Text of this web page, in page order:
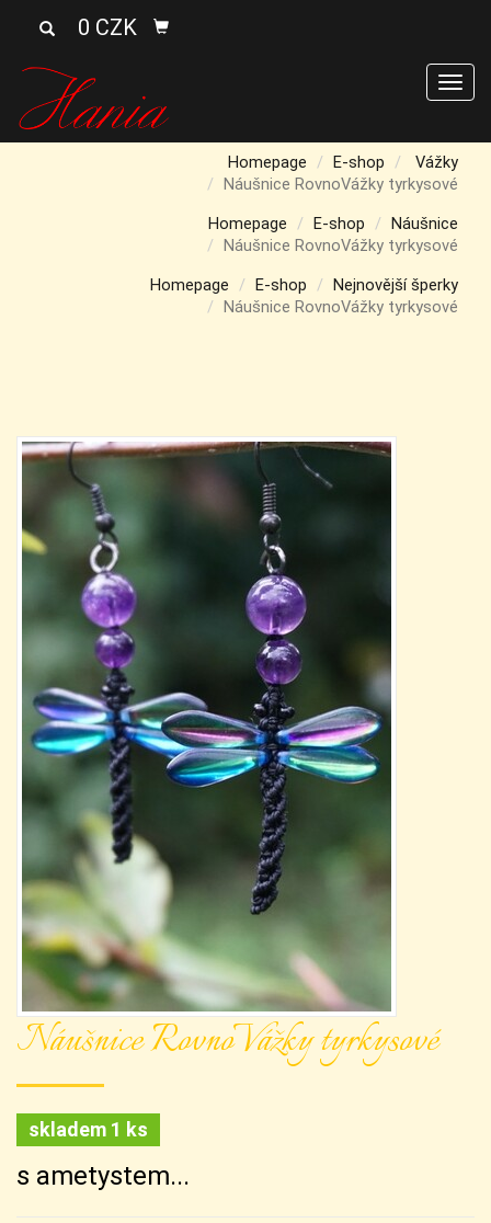
0 CZK
Homepage E-shop
Vážky
Náušnice RovnoVážky tyrkysové
Homepage
E-shop
Náušnice
Náušnice RovnoVážky tyrkysové
Homepage
E-shop
Nejnovější šperky
Náušnice RovnoVážky tyrkysové
Náušnice RovnoVážky tyrkysové
skladem 1 ks
s ametystem...